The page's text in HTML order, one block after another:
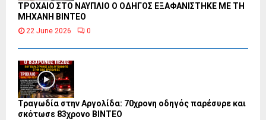
ΤΡΟΧΑΙΟ ΣΤΟ ΝΑΥΠΛΙΟ Ο ΟΔΗΓΟΣ ΕΞΑΦΑΝΙΣΤΗΚΕ ΜΕ ΤΗ
ΜΗΧΑΝΗ ΒΙΝΤΕΟ
22 June 2026 0
Τραγωδία στην Αργολίδα: 70χρονη οδηγός παρέσυρε και
σκότωσε 83χρονο ΒΙΝΤΕΟ